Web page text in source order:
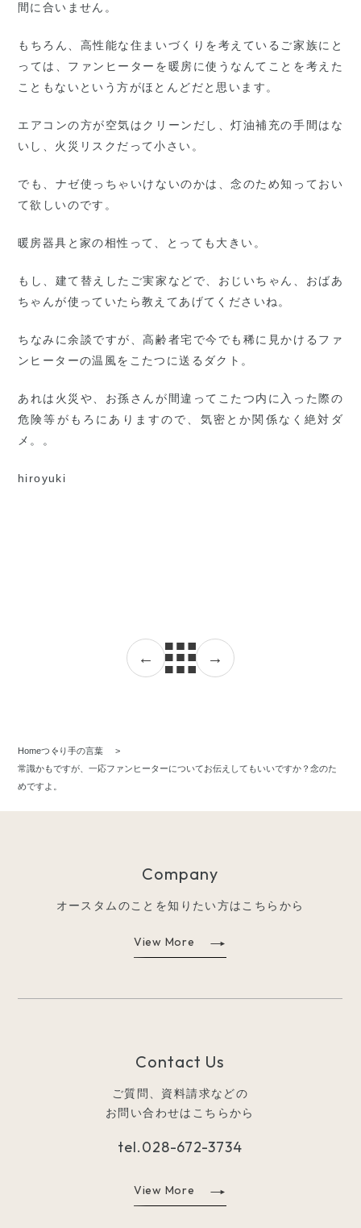
間に合いません。
もちろん、高性能な住まいづくりを考えているご家族にと
っては、ファンヒーターを暖房に使うなんてことを考えた
こともないという方がほとんどだと思います。
エアコンの方が空気はクリーンだし、灯油補充の手間はな
いし、火災リスクだって小さい。
でも、ナゼ使っちゃいけないのかは、念のため知っておい
て欲しいのです。
暖房器具と家の相性って、とっても大きい。
もし、建て替えしたご実家などで、おじいちゃん、おばあ
ちゃんが使っていたら教えてあげてくださいね。
ちなみに余談ですが、高齢者宅で今でも稀に見かけるファ
ンヒーターの温風をこたつに送るダクト。
あれは火災や、お孫さんが間違ってこたつ内に入った際の
危険等がもろにありますので、気密とか関係なく絶対ダ
メ。。
hiroyuki
← →
Homeつくり手の言葉
常識かもですが、一応ファンヒーターについてお伝えしてもいいですか？念のた
めですよ。
Company
オースタムのことを知りたい方はこちらから
View More
Contact Us
ご質問、資料請求などの
お問い合わせはこちらから
tel.028-672-3734
View More